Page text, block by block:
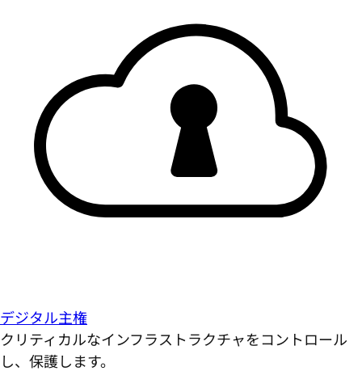
デジタル主権
クリティカルなインフラストラクチャをコントロール
し、保護します。